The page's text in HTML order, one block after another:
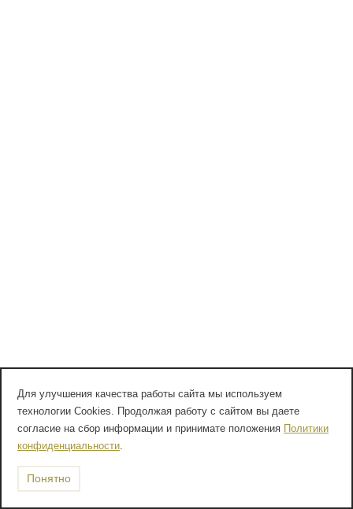
Для улучшения качества работы сайта мы используем
технологии Cookies. Продолжая работу с сайтом вы даете
согласие на сбор информации и принимате положения Политики
конфиденциальности.
Понятно